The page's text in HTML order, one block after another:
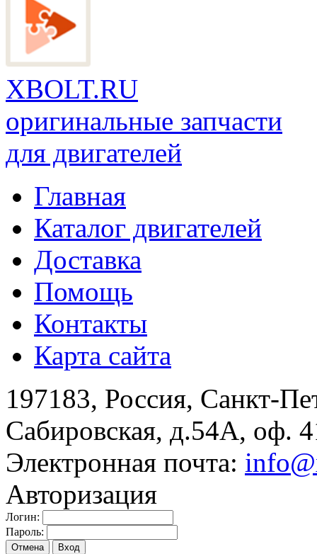
XBOLT.RU
оригинальные запчасти
для двигателей
Главная
Каталог двигателей
Доставка
Помощь
Контакты
Карта сайта
197183, Россия, Санкт-
Сабировская, д.54А, оф.
Электронная почта:
Авторизация
Логин:
Пароль:
Отмена Вход